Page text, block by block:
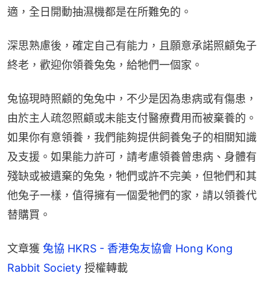
適，全日開動抽濕機都是在所難免的。
深思熟慮後，確定自己有能力，且願意承諾照顧兔子
終老，歡迎你領養兔兔，給牠們一個家。
兔協現時照顧的兔兔中，不少是因為患病或有傷患，
由於主人疏忽照顧或未能支付醫療費用而被棄養的。
如果你有意領養，我們能夠提供飼養兔子的相關知識
及支援。如果能力許可，請考慮領養曾患病、身體有
殘缺或被遺棄的兔兔，牠們或許不完美，但牠們和其
他兔子一樣，值得擁有一個愛牠們的家，請以領養代
替購買。
文章獲 兔協 HKRS - 香港兔友協會 Hong Kong
Rabbit Society 授權轉載